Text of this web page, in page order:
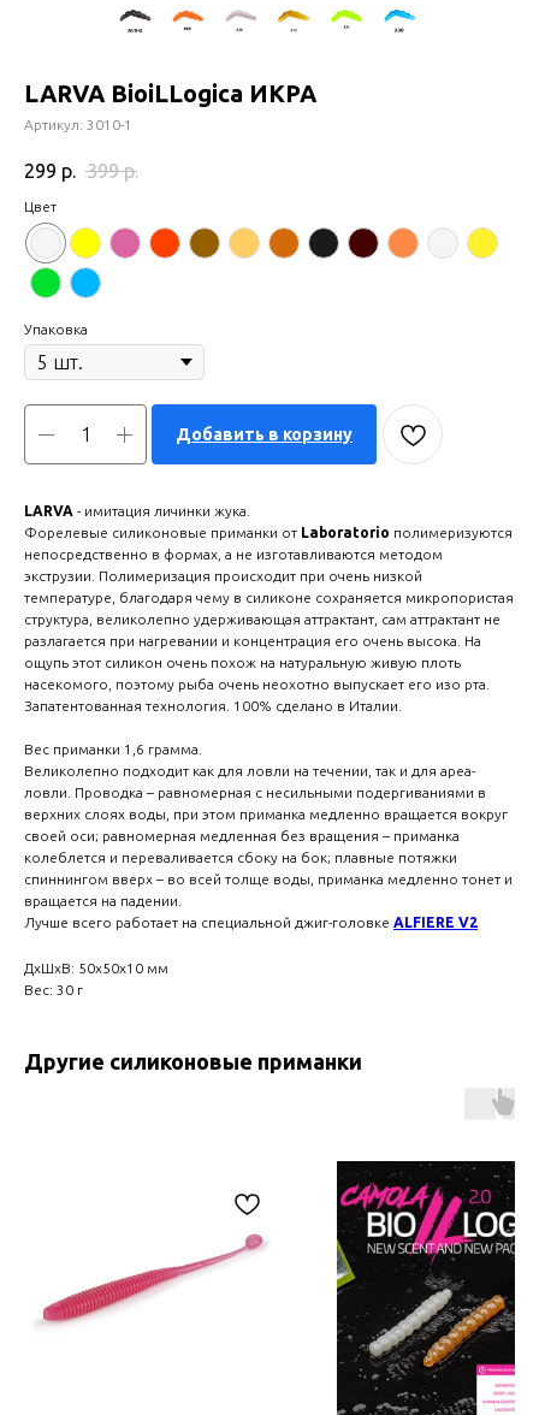
LARVA BioiLLogica ИКРА
Артикул: 3010-1
299 р. 399 р.
Цвет
Упаковка
Добавить в корзину
LARVA - имитация личинки жука.
Форелевые силиконовые приманки от Laboratorio полимеризуются
непосредственно в формах, а не изготавливаются методом
экструзии. Полимеризация происходит при очень низкой
температуре, благодаря чему в силиконе сохраняется микропористая
структура, великолепно удерживающая аттрактант, сам аттрактант не
разлагается при нагревании и концентрация его очень высока. На
ощупь этот силикон очень похож на натуральную живую плоть
насекомого, поэтому рыба очень неохотно выпускает его изо рта.
Запатентованная технология. 100% сделано в Италии.
Вес приманки 1,6 грамма.
Великолепно подходит как для ловли на течении, так и для ареа-
ловли. Проводка – равномерная с несильными подергиваниями в
верхних слоях воды, при этом приманка медленно вращается вокруг
своей оси; равномерная медленная без вращения – приманка
колеблется и переваливается сбоку на бок; плавные потяжки
спиннингом вверх – во всей толще воды, приманка медленно тонет и
вращается на падении.
Лучше всего работает на специальной джиг-головке ALFIERE V2
ДxШxВ: 50x50x10 мм
Вес: 30 г
Другие силиконовые приманки